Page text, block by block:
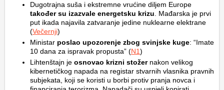
Dugotrajna suša i ekstremne vrućine diljem Europe
također su izazvale energetsku krizu . Mađarska je prvi
put ikada najavila zatvaranje jedine nuklearne elektrane
(Večernji)
Ministar poslao upozorenje zbog svinjske kuge: “Imate
10 dana za ispravak propusta” (N1)
Lihtenštajn je osnovao krizni stožernakon velikog
kibernetičkog napada na registar stvarnih vlasnika pravnih
subjekata, koji se koristi u borbi protiv pranja novca i